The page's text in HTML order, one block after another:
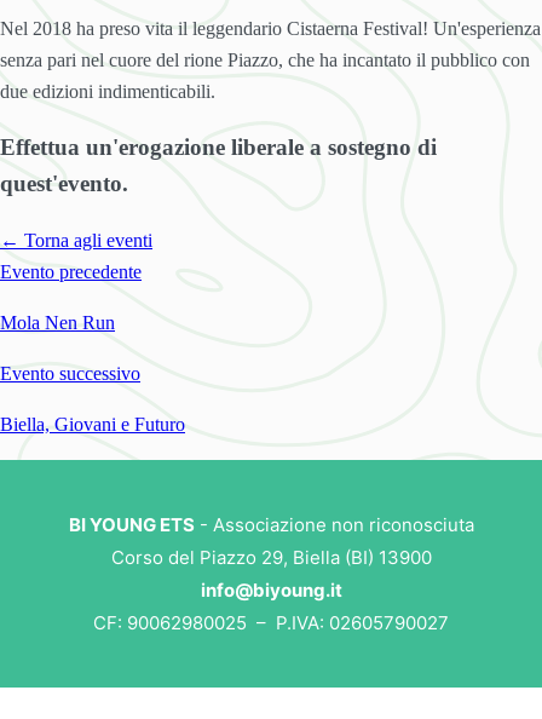
Nel 2018 ha preso vita il leggendario Cistaerna Festival! Un'esperienza
senza pari nel cuore del rione Piazzo, che ha incantato il pubblico con
due edizioni indimenticabili.
Effettua un'erogazione liberale a sostegno di
quest'evento.
← Torna agli eventi
Evento precedente
Mola Nen Run
Evento successivo
Biella, Giovani e Futuro
BI YOUNG ETS- Associazione non riconosciuta
Corso del Piazzo 29, Biella (BI) 13900
info@biyoung.it
CF: 90062980025 – P.IVA: 02605790027